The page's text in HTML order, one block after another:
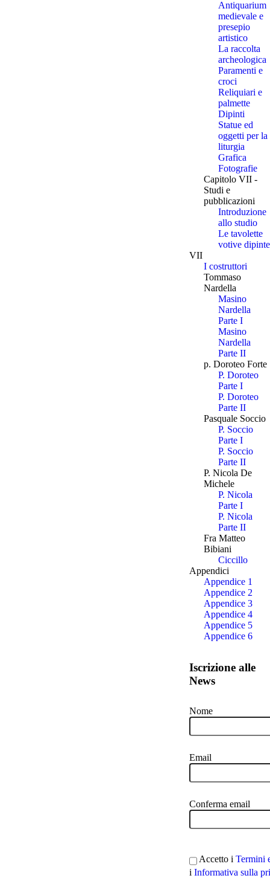
Antiquarium
medievale e
presepio
artistico
La raccolta
archeologica
Paramenti e
croci
Reliquiari e
palmette
Dipinti
Statue ed
oggetti per la
liturgia
Grafica
Fotografie
Capitolo VII -
Studi e
pubblicazioni
Introduzione
allo studio
Le tavolette
votive dipinte
VII
I costruttori
Tommaso
Nardella
Masino
Nardella
Parte I
Masino
Nardella
Parte II
p. Doroteo Forte
P. Doroteo
Parte I
P. Doroteo
Parte II
Pasquale Soccio
P. Soccio
Parte I
P. Soccio
Parte II
P. Nicola De
Michele
P. Nicola
Parte I
P. Nicola
Parte II
Fra Matteo
Bibiani
Ciccillo
Appendici
Appendice 1
Appendice 2
Appendice 3
Appendice 4
Appendice 5
Appendice 6
Iscrizione alle
News
Nome
Email
Conferma email
Accetto i Termini
i Informativa sulla